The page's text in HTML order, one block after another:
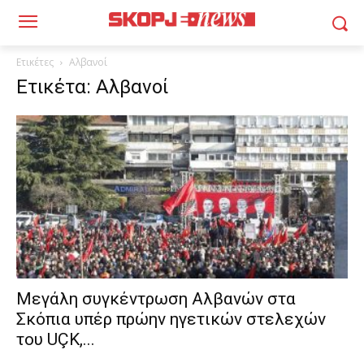
Ετικέτες Αλβανοί
Ετικέτα: Αλβανοί
Μεγάλη συγκέντρωση Αλβανών στα
Σκόπια υπέρ πρώην ηγετικών στελεχών
του UÇK,...